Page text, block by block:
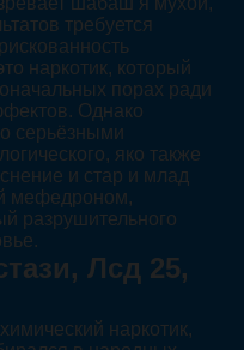
требуется
наркотик, который
порах ради
Однако
серьёзными
яко также
и стар и млад
мефедроном,
разрушительного
Лсд 25,
наркотик,